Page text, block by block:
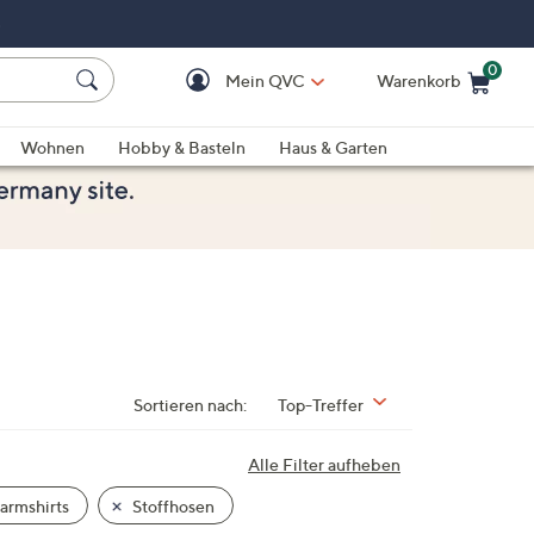
Mein QVC Warenkorb
0
Wohnen Hobby & Basteln
Haus & Garten
Sortieren nach: Top-Treffer
Alle Filter aufheben
Stoffhosen